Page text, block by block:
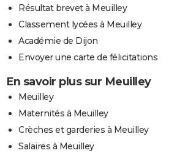
Résultat brevet à Meuilley
Classement lycées à Meuilley
Académie de Dijon
Envoyer une carte de félicitations
En savoir plus sur Meuilley
Meuilley
Maternités à Meuilley
Crèches et garderies à Meuilley
Salaires à Meuilley